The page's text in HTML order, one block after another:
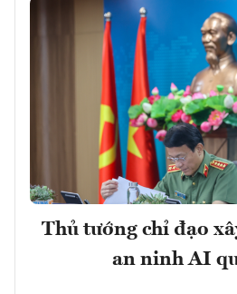
Thủ tướng chỉ đạo
an ninh AI